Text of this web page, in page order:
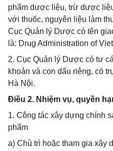
phẩm dược liệu, trừ dược
với thuốc, nguyên liệu làm
Cục Quản lý Dược có tên
là: Drug Administration of
2. Cục Quản lý Dược có tư
khoản và con dấu riêng, có
Hà Nội.
Điều 2. Nhiệm vụ, quyền
1. Công tác xây dựng chính
phẩm
a) Chủ trì hoặc tham gia xây